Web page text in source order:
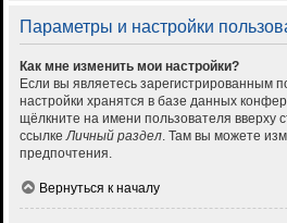
Параметры и настройки
Как мне изменить мои настройки?
Если вы являетесь зарегистрированным
настройки хранятся в базе данных
щёлкните на имени пользователя вверху
ссылкеЛичный раздел. Там вы можете
предпочтения.
Вернуться к началу